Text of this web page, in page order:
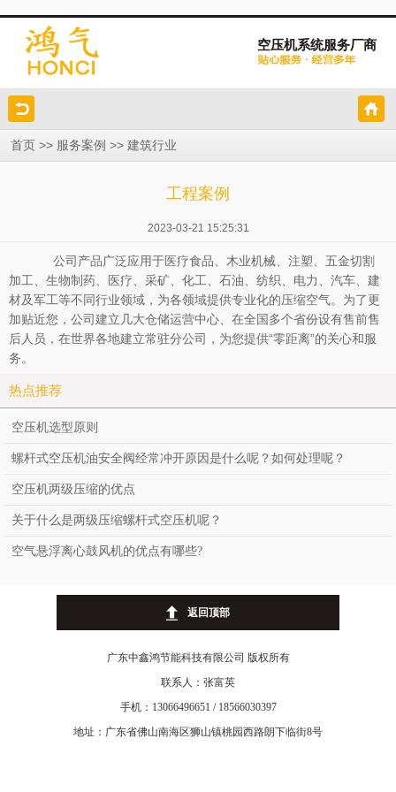
空压机系统服务厂商
首页 >> 服务案例 >> 建筑行业
工程案例
2023-03-21 15:25:31
公司产品广泛应用于医疗食品、木业机械、注塑、五金切割
加工、生物制药、医疗、采矿、化工、石油、纺织、电力、汽车、建
材及军工等不同行业领域，为各领域提供专业化的压缩空气。为了更
加贴近您，公司建立几大仓储运营中心、在全国多个省份设有售前售
后人员，在世界各地建立常驻分公司，为您提供“零距离”的关心和服
务。
热点推荐
空压机选型原则
螺杆式空压机油安全阀经常冲开原因是什么呢？如何处理呢？
空压机两级压缩的优点
关于什么是两级压缩螺杆式空压机呢？
空气悬浮离心鼓风机的优点有哪些?
返回顶部
广东中鑫鸿节能科技有限公司 版权所有
联系人：张富英
手机：13066496651 / 18566030397
地址：广东省佛山南海区狮山镇桃园西路朗下临街8号